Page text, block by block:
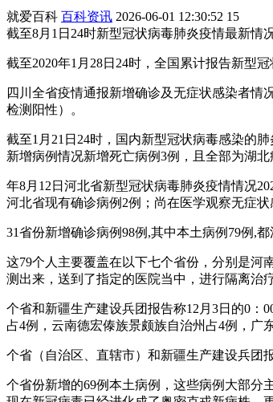
就爱百科 百科资讯 2026-06-01 12:30:52 15
截至8月1日24时新型冠状病毒肺炎疫情最新情
截至2020年1月28日24时，全国累计报告新型
四川全省疫情通报新增确诊及无症状感染者情
检测阳性）。
截至1月21日24时，国内新型冠状病毒感染的
新增病例情况新增死亡病例3例，且全部为湖
年8月12日河北省新型冠状病毒肺炎疫情情况
河北省现有确诊病例2例；尚在医学观察无症状
31省份新增确诊病例98例,其中本土病例79例,
这79个人主要覆盖在以下七个省份，分别是河
测出来，送到了指定的医院当中，进行隔离治
个省和新疆生产建设兵团报告称12月3日的0：
占4例，云南德宏傣族景颇族自治州占4例，广
个省（自治区、直辖市）和新疆生产建设兵团
个省份新增的69例本土病例，这些病例大部分